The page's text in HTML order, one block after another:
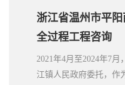
浙江省温州市平
全过程工程咨询
2021年4月至2024年7
江镇人民政府委托，作